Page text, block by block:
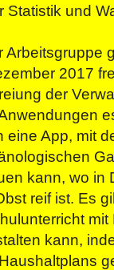
Statistik und
Arbeitsgruppe
2017
der
App, mit
kann, wo in
reif ist. Es
kann,